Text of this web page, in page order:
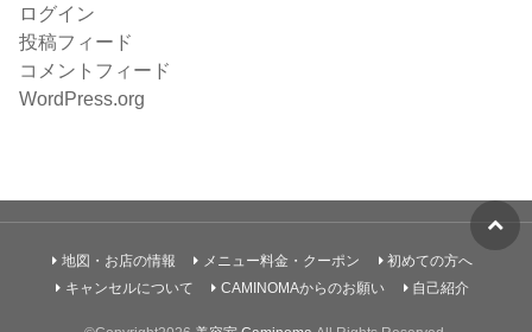
ログイン
投稿フィード
コメントフィード
WordPress.org
地図・お店の情報 メニュー料金・クーポン
初めての方へ
キャンセルについて
CAMINOMAからのお願い 自己紹介